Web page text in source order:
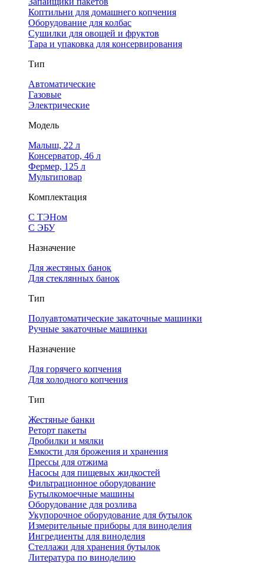
Коптильни для домашнего копчения
Оборудование для колбас
Сушилки для овощей и фруктов
Тара и упаковка для консервирования
Тип
Автоматические
Газовые
Электрические
Модель
Малыш, 22 л
Консерватор, 46 л
Фермер, 125 л
Мультиповар
Комплектация
С ТЭНом
С ЭБУ
Назначение
Для жестяных банок
Для стеклянных банок
Тип
Полуавтоматические закаточные машинки
Ручные закаточные машинки
Назначение
Для горячего копчения
Для холодного копчения
Тип
Жестяные банки
Реторт пакеты
Дробилки и мялки
Емкости для брожения и хранения
Прессы для отжима
Насосы для пищевых жидкостей
Фильтрационное оборудование
Бутылкомоечные машины
Оборудование для розлива
Укупорочное оборудование для бутылок
Измерительные приборы для виноделия
Ингредиенты для виноделия
Стеллажи для хранения бутылок
Литература по виноделию